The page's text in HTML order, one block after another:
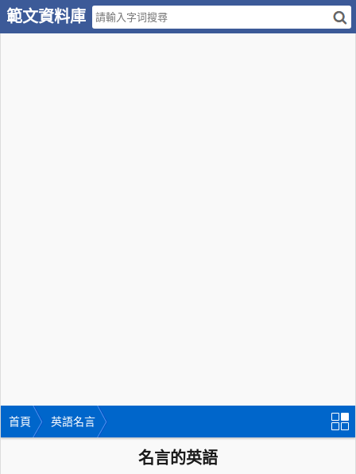
範文資料庫
首頁 英語名言
名言的英語